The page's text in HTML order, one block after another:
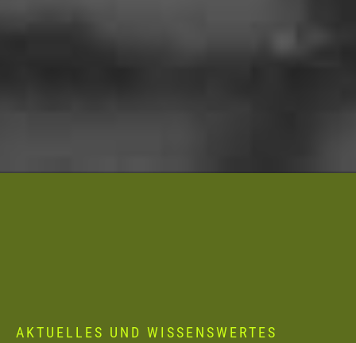
AKTUELLES UND WISSENSWERTES